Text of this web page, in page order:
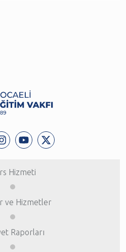
Hizmeti
ve Hizmetler
Raporları